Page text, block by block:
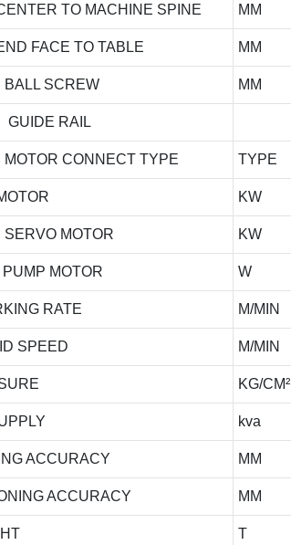
TO MACHINE SPINE MM
FACE TO TABLE MM
BALL SCREW MM
GUIDE RAIL
MOTOR CONNECT TYPE TYPE
KW
SERVO MOTOR KW
MOTOR W
RATE M/MIN
SPEED M/MIN
KG/CM²
kva
ACCURACY MM
ACCURACY MM
T